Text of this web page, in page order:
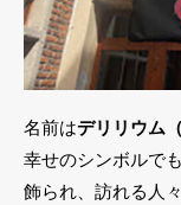
名前はデリリウム
幸せのシンボルで
飾られ、訪れる人